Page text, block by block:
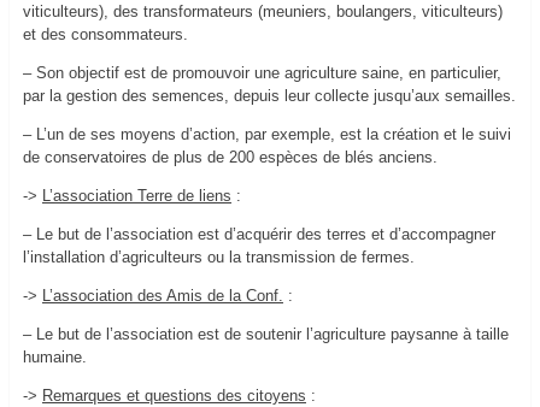
viticulteurs), des transformateurs (meuniers, boulangers, viticulteurs)
et des consommateurs.
– Son objectif est de promouvoir une agriculture saine, en particulier,
par la gestion des semences, depuis leur collecte jusqu’aux semailles.
– L’un de ses moyens d’action, par exemple, est la création et le suivi
de conservatoires de plus de 200 espèces de blés anciens.
-> L’association Terre de liens :
– Le but de l’association est d’acquérir des terres et d’accompagner
l’installation d’agriculteurs ou la transmission de fermes.
-> L’association des Amis de la Conf. :
– Le but de l’association est de soutenir l’agriculture paysanne à taille
humaine.
-> Remarques et questions des citoyens :